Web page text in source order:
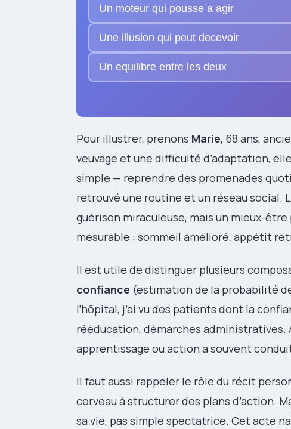
Un moteur qui pousse a agir
Une illusion qui peut decevoir
Un equilibre entre les deux
Pour illustrer, prenons Marie, 68 ans,
veuvage et une difficulté d’adaptation,
simple — reprendre des promenades
retrouvé une routine et un réseau social.
guérison miraculeuse, mais un mieux-être
mesurable : sommeil amélioré, appétit
Il est utile de distinguer plusieurs
confiance (estimation de la probabilité
l’hôpital, j’ai vu des patients dont la
rééducation, démarches
apprentissage ou action a souvent
Il faut aussi rappeler le rôle du récit
cerveau à structurer des plans d’action.
sa vie, pas simple spectatrice. Cet acte